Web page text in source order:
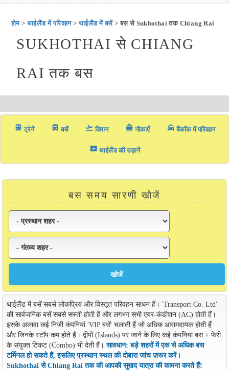
होम>थाईलैंड में परिवहन> थाईलैंड में बसें> बस से Sukhothai तक Chiang Rai
SUKHOTHAI से CHIANG
RAI तक बस
train ट्रेनें directions_bus_filled बसें flight_takeoff विमान directions_boat नौकाएँ local_taxi बैंकॉक में परिवहन
airplane_ticket थाईलैंड की उड़ानें
बस समय सारणी खोजें
थाईलैंड में बसें सबसे लोकप्रिय और विस्तृत परिवहन साधन हैं। 'Transport Co. Ltd'
की सार्वजनिक बसें सबसे सस्ती होती हैं और लगभग सभी एयर-कंडीशन (AC) होती हैं।
इसके अलावा कई निजी कंपनियां 'VIP बसें' चलाती हैं जो अधिक आरामदायक होती हैं
और जिनके स्टॉप कम होते हैं। द्वीपों (Islands) पर जाने के लिए कई कंपनियां बस + फेरी
के संयुक्त टिकट (Combo) भी देती हैं।सावधान: बड़े शहरों में एक से अधिक बस
टर्मिनल हो सकते हैं, इसलिए प्रस्थान स्थल की दोबारा जांच ज़रूर करें।
Sukhothai से Chiang Rai तक की आपकी सुखद यात्रा की कामना करते हैं!